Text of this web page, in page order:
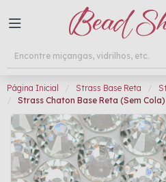
Página Inicial Strass Base Reta
Strass Chaton Base Reta (Sem